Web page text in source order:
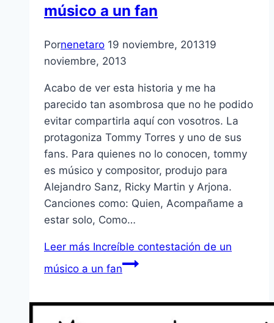
músico a un fan
Pornenetaro 19 noviembre, 201319
noviembre, 2013
Acabo de ver esta historia y me ha
parecido tan asombrosa que no he podido
evitar compartirla aquí con vosotros. La
protagoniza Tommy Torres y uno de sus
fans. Para quienes no lo conocen, tommy
es músico y compositor, produjo para
Alejandro Sanz, Ricky Martin y Arjona.
Canciones como: Quien, Acompañame a
estar solo, Como…
Leer más Increíble contestación de un
músico a un fan